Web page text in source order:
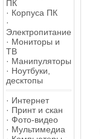
ПК
· Корпуса ПК
·
Электропитание
· Мониторы и
ТВ
· Манипуляторы
· Ноутбуки,
десктопы
· Интернет
· Принт и скан
· Фото-видео
· Мультимедиа